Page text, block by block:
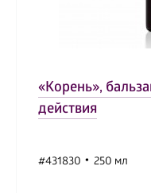
«Корень»,
действия
#431830 250 мл